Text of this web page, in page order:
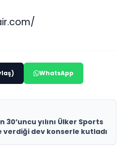
WhatsApp
30’uncu yılını Ülker Sports
verdiği dev konserle kutladı